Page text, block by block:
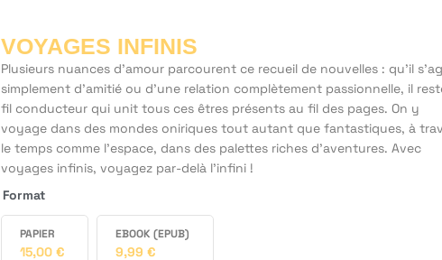
VOYAGES INFINIS
Plusieurs nuances d’amour parcourent ce recueil de nouvelles : qu’il
simplement d’amitié ou d’une relation complètement passionnelle, il
fil conducteur qui unit tous ces êtres présents au fil des pages. On y
voyage dans des mondes oniriques tout autant que fantastiques, à
le temps comme l’espace, dans des palettes riches d’aventures. Avec
voyages infinis, voyagez par-delà l’infini !
Format
PAPIER
15,00 €
EBOOK (EPUB)
9,99 €